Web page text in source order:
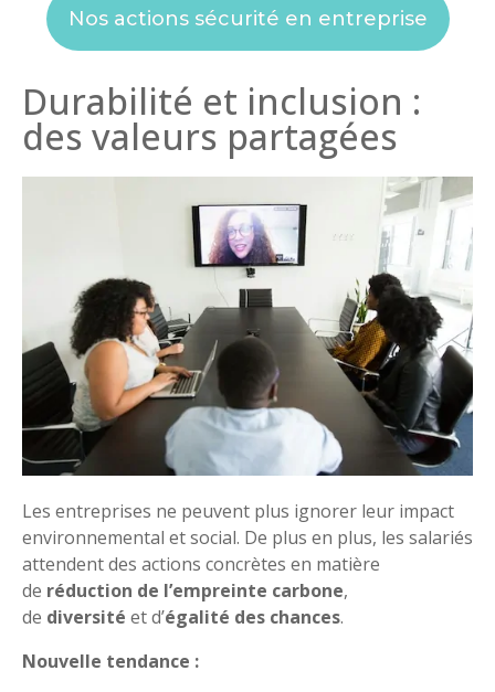
Nos actions sécurité en entreprise
Durabilité et inclusion :
des valeurs partagées
Les entreprises ne peuvent plus ignorer leur impact
environnemental et social. De plus en plus, les salariés
attendent des actions concrètes en matière
de réduction de l’empreinte carbone,
de diversité et d’égalité des chances.
Nouvelle tendance :